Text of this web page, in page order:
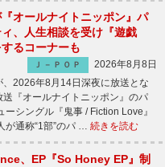
オールナイトニッポン』パ
、人生相談を受け『遊戯
るコーナーも
Ｊ－ＰＯＰ
2026年8月8日
2026年8月14日深夜に放送とな
送『オールナイトニッポン』のパ
シングル『鬼事 / Fiction Love』
が通称“1部”のパ … 続きを読む
、EP『So Honey EP』制